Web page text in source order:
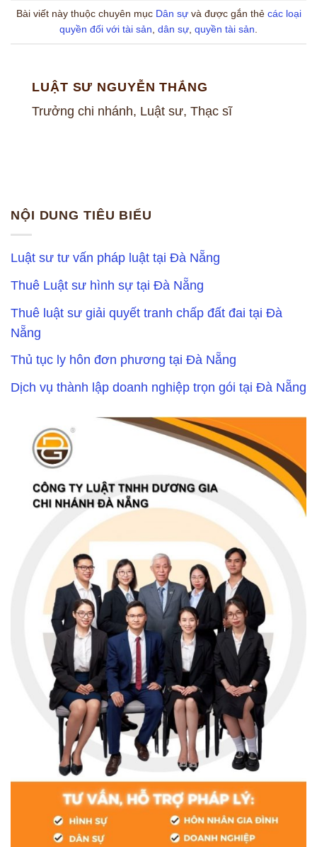
Bài viết này thuộc chuyên mục Dân sựvà được gắn thẻ các loại
quyền đối với tài sản, dân sự, quyền tài sản.
LUẬT SƯ NGUYỄN THẮNG
Trưởng chi nhánh, Luật sư, Thạc sĩ
NỘI DUNG TIÊU BIỂU
Luật sư tư vấn pháp luật tại Đà Nẵng
Thuê Luật sư hình sự tại Đà Nẵng
Thuê luật sư giải quyết tranh chấp đất đai tại Đà
Nẵng
Thủ tục ly hôn đơn phương tại Đà Nẵng
Dịch vụ thành lập doanh nghiệp trọn gói tại Đà Nẵng